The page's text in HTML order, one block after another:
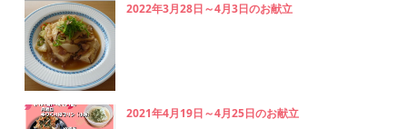
2022年3月28日～4月3日のお献立
2021年4月19日～4月25日のお献立